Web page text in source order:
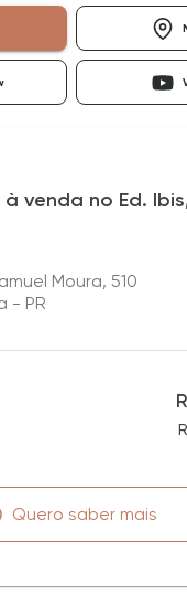
venda no Ed.
Moura, 510
- PR
Quero saber mais